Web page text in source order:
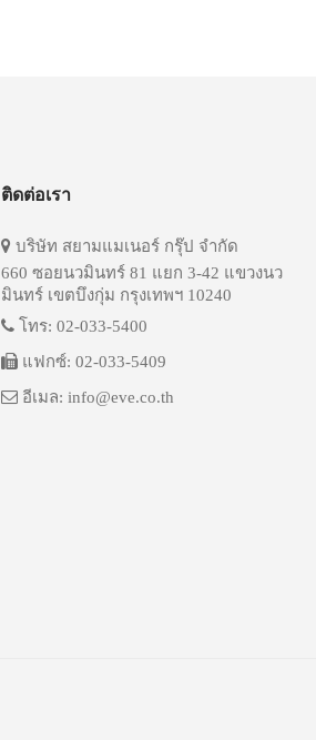
ติดต่อเรา
บริษัท สยามแมเนอร์ กรุ๊ป จำกัด
660 ซอยนวมินทร์ 81 แยก 3-42 แขวงนว
มินทร์ เขตบึงกุ่ม กรุงเทพฯ 10240
โทร: 02-033-5400
แฟกซ์: 02-033-5409
อีเมล: info@eve.co.th